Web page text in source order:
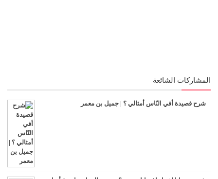
المشاركات الشائعة
شرح قصيدة أفي النّاس أمثالي ؟ | جميل بن معمر